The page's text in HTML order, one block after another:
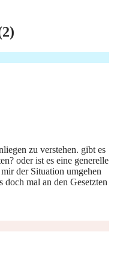
2)
zu verstehen. gibt es
oder ist es eine generelle
der Situation umgehen
mal an den Gesetzten